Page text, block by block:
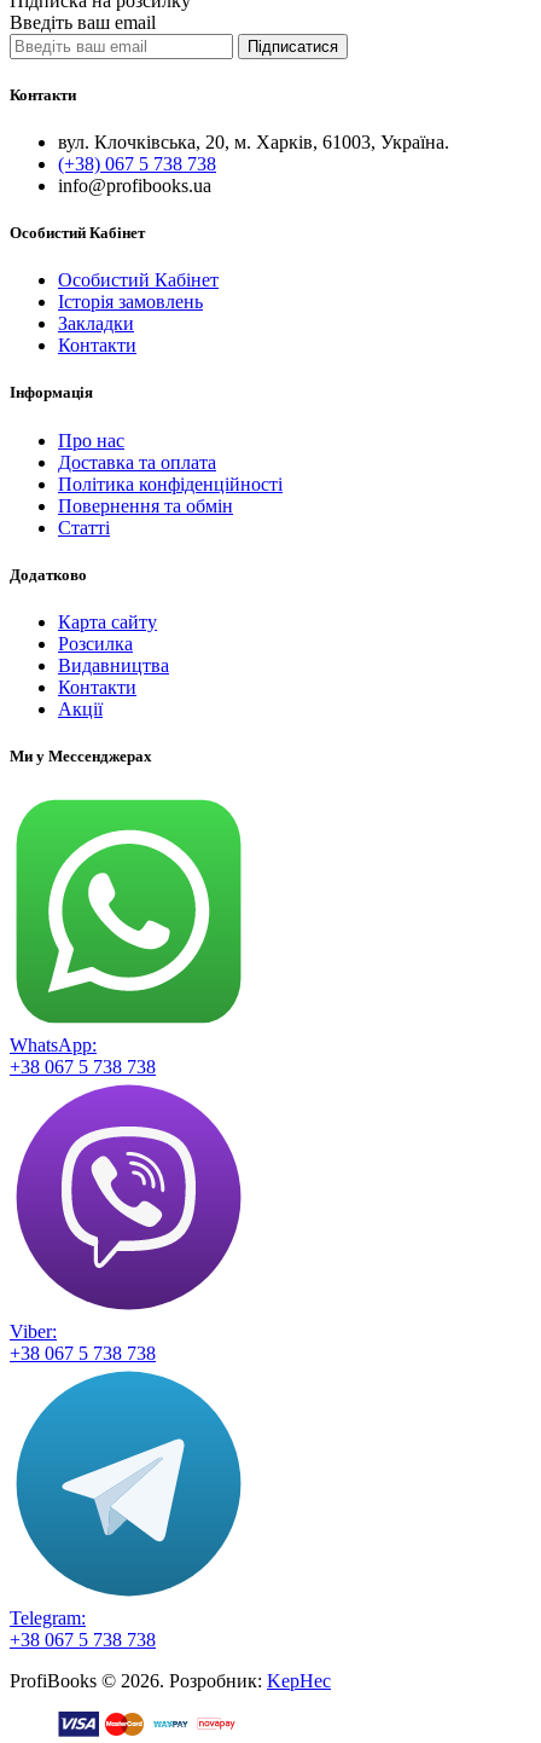
Введіть ваш email
Підписатися
Контакти
вул. Клочківська, 20, м. Харків, 61003, Україна.
(+38) 067 5 738 738
info@profibooks.ua
Особистий Кабінет
Особистий Кабінет
Історія замовлень
Закладки
Контакти
Інформація
Про нас
Доставка та оплата
Політика конфіденційності
Повернення та обмін
Статті
Додатково
Карта сайту
Розсилка
Видавництва
Контакти
Акції
Ми у Мессенджерах
WhatsApp:
+38 067 5 738 738
Viber:
+38 067 5 738 738
Telegram:
+38 067 5 738 738
ProfiBooks © 2026. Розробник: KepHec